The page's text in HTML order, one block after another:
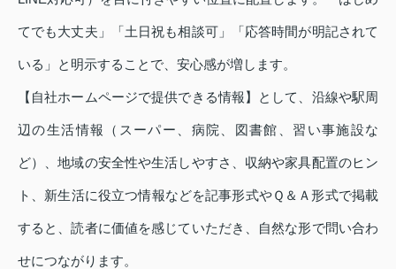
てでも大丈夫」「土日祝も相談可」「応答時間が明記されて
いる」と明示することで、安心感が増します。
【自社ホームページで提供できる情報】として、沿線や駅周
辺の生活情報（スーパー、病院、図書館、習い事施設な
ど）、地域の安全性や生活しやすさ、収納や家具配置のヒン
ト、新生活に役立つ情報などを記事形式やＱ＆Ａ形式で掲載
すると、読者に価値を感じていただき、自然な形で問い合わ
せにつながります。